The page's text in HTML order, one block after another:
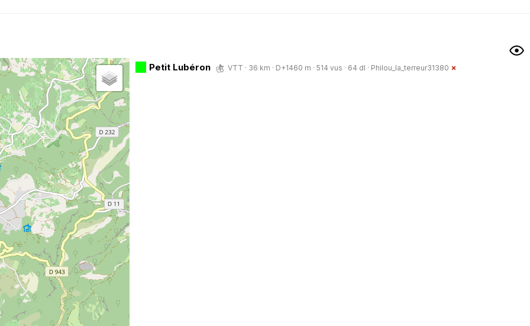
Petit Lubéron VTT · 36 km · D+1460 m · 514 vus · 64 dl · Philou_la_terreur31380